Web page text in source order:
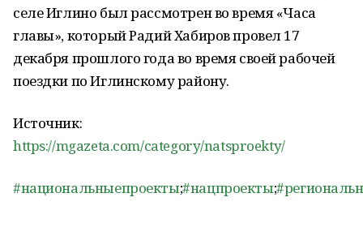
селе Иглино был рассмотрен во время «Часа
главы», который Радий Хабиров провел 17
декабря прошлого года во время своей рабочей
поездки по Иглинскому району.
Источник:
https://mgazeta.com/category/natsproekty/
#национальныепроекты;#нацпроекты;